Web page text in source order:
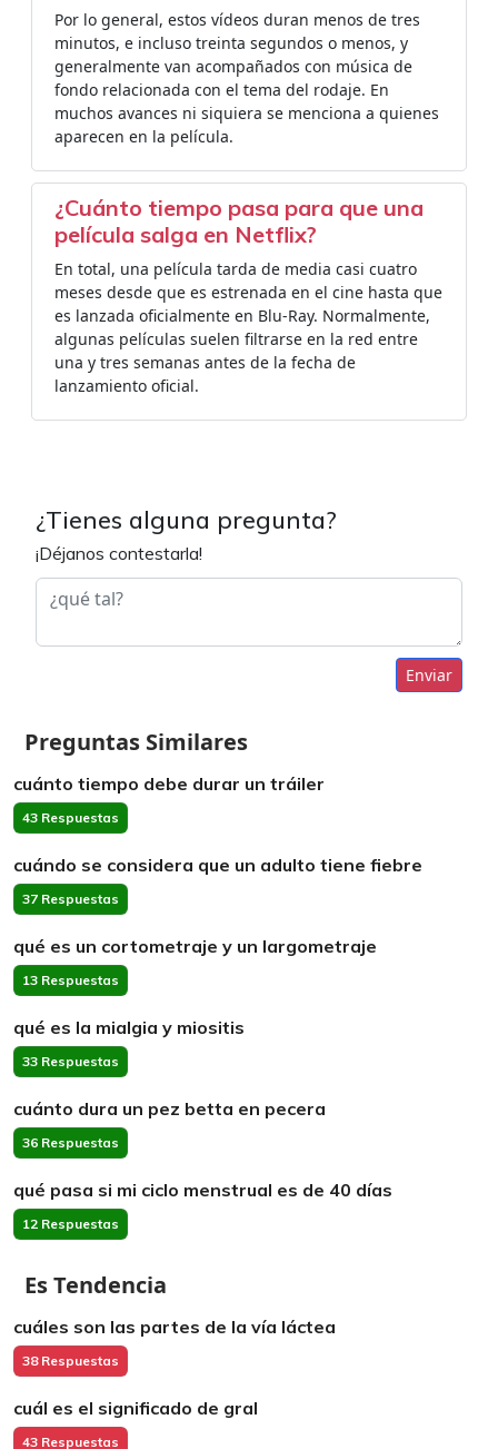
Por lo general, estos vídeos duran menos de tres
minutos, e incluso treinta segundos o menos, y
generalmente van acompañados con música de
fondo relacionada con el tema del rodaje. En
muchos avances ni siquiera se menciona a quienes
aparecen en la película.
¿Cuánto tiempo pasa para que una
película salga en Netflix?
En total, una película tarda de media casi cuatro
meses desde que es estrenada en el cine hasta que
es lanzada oficialmente en Blu-Ray. Normalmente,
algunas películas suelen filtrarse en la red entre
una y tres semanas antes de la fecha de
lanzamiento oficial.
¿Tienes alguna pregunta?
¡Déjanos contestarla!
Enviar
Preguntas Similares
cuánto tiempo debe durar un tráiler
43 Respuestas
cuándo se considera que un adulto tiene fiebre
37 Respuestas
qué es un cortometraje y un largometraje
13 Respuestas
qué es la mialgia y miositis
33 Respuestas
cuánto dura un pez betta en pecera
36 Respuestas
qué pasa si mi ciclo menstrual es de 40 días
12 Respuestas
Es Tendencia
cuáles son las partes de la vía láctea
38 Respuestas
cuál es el significado de gral
43 Respuestas